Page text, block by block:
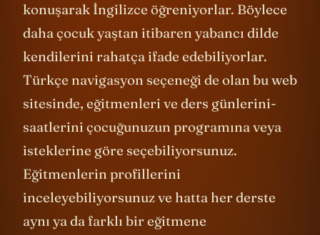
konuşarak İngilizce öğreniyorlar. Böylece
daha çocuk yaştan itibaren yabancı dilde
kendilerini rahatça ifade edebiliyorlar.
Türkçe navigasyon seçeneği de olan bu web
sitesinde, eğitmenleri ve ders günlerini-
saatlerini çocuğunuzun programına veya
isteklerine göre seçebiliyorsunuz.
Eğitmenlerin profillerini
inceleyebiliyorsunuz ve hatta her derste
aynı ya da farklı bir eğitmene